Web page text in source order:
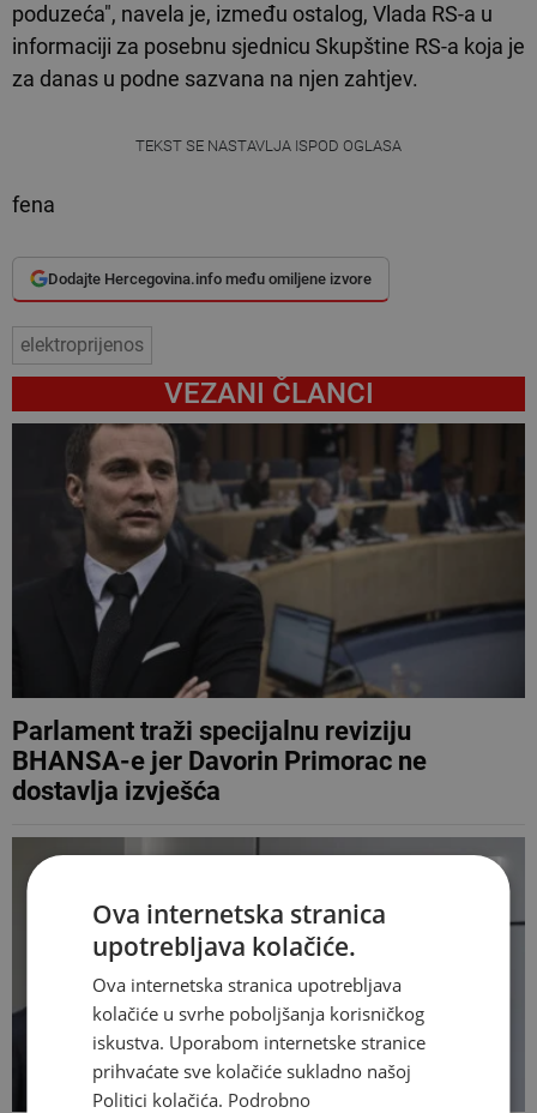
poduzeća", navela je, između ostalog, Vlada RS-a u
informaciji za posebnu sjednicu Skupštine RS-a koja je
za danas u podne sazvana na njen zahtjev.
TEKST SE NASTAVLJA ISPOD OGLASA
fena
Dodajte Hercegovina.info među omiljene izvore
elektroprijenos
VEZANI ČLANCI
Parlament traži specijalnu reviziju
BHANSA-e jer Davorin Primorac ne
dostavlja izvješća
Ova internetska stranica
upotrebljava kolačiće.
Ova internetska stranica upotrebljava
kolačiće u svrhe poboljšanja korisničkog
iskustva. Uporabom internetske stranice
prihvaćate sve kolačiće sukladno našoj
Politici kolačića. Podrobno